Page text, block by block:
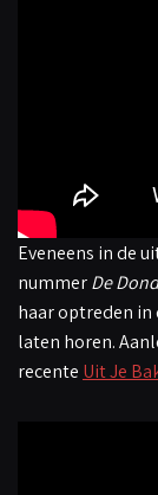
Eveneens in de
nummerDe
haar optreden in
laten horen.
recente Uit Je